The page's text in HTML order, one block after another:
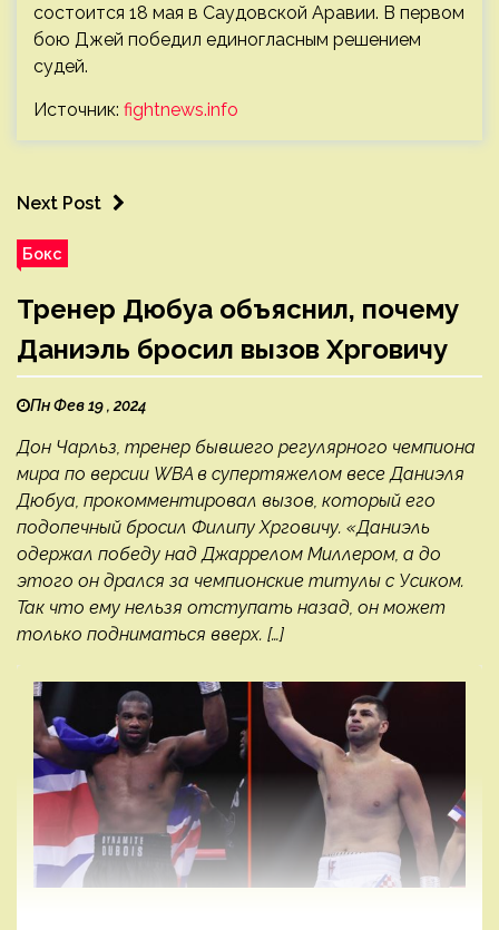
состоится 18 мая в Саудовской Аравии. В первом
бою Джей победил единогласным решением
судей.
Источник: fightnews.info
Next Post
Бокс
Тренер Дюбуа объяснил, почему
Даниэль бросил вызов Хрговичу
Пн Фев 19 , 2024
Дон Чарльз, тренер бывшего регулярного чемпиона
мира по версии WBA в супертяжелом весе Даниэля
Дюбуа, прокомментировал вызов, который его
подопечный бросил Филипу Хрговичу. «Даниэль
одержал победу над Джаррелом Миллером, а до
этого он дрался за чемпионские титулы с Усиком.
Так что ему нельзя отступать назад, он может
только подниматься вверх. […]